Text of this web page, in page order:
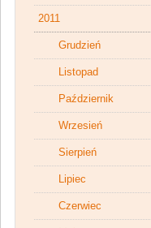
2011
Grudzień
Listopad
Październik
Wrzesień
Sierpień
Lipiec
Czerwiec